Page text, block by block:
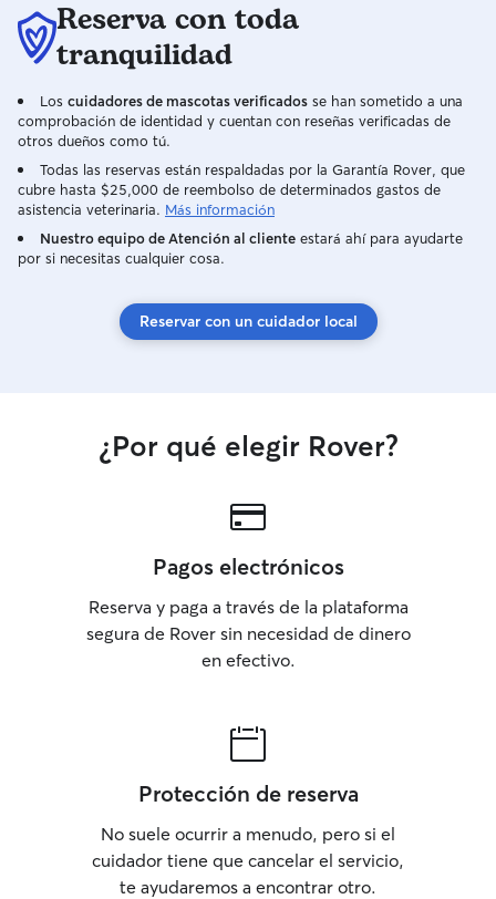
Reserva con toda
tranquilidad
Los cuidadores de mascotas verificados se han sometido a una
comprobación de identidad y cuentan con reseñas verificadas de
otros dueños como tú.
Todas las reservas están respaldadas por la Garantía Rover, que
cubre hasta $25,000 de reembolso de determinados gastos de
asistencia veterinaria. Más información
Nuestro equipo de Atención al cliente estará ahí para ayudarte
por si necesitas cualquier cosa.
Reservar con un cuidador local
¿Por qué elegir Rover?
Pagos electrónicos
Reserva y paga a través de la plataforma
segura de Rover sin necesidad de dinero
en efectivo.
Protección de reserva
No suele ocurrir a menudo, pero si el
cuidador tiene que cancelar el servicio,
te ayudaremos a encontrar otro.